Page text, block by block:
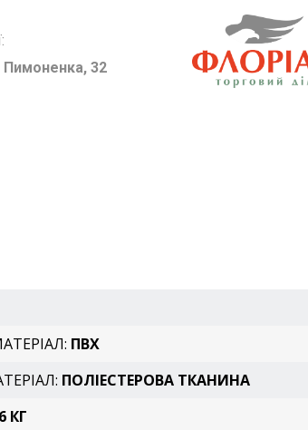
Пимоненка, 32
ПВХ
ПОЛІЕСТЕРОВА ТКАНИНА
КГ